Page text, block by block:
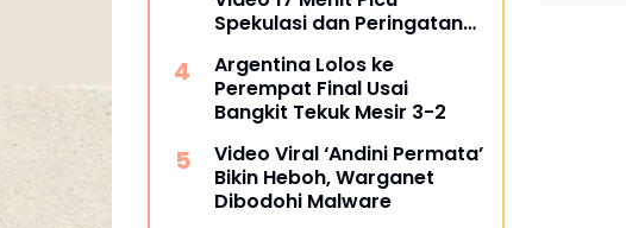
Spekulasi dan Peringatan
Argentina Lolos ke
Perempat Final Usai
Bangkit Tekuk Mesir 3-2
Video Viral ‘Andini Permata’
Bikin Heboh, Warganet
Dibodohi Malware